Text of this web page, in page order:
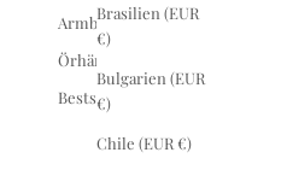
Brasilien (EUR
€)
Bulgarien (EUR
€)
Chile (EUR €)
Armband
Örhängen
Bestsellers